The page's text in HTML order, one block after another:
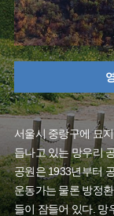
서울시 중랑구에 묘
듭나고 있는 망우리
공원은 1933년부터
운동가는 물론 방정
들이 잠들어 있다. 망